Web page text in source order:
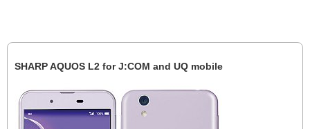
SHARP AQUOS L2 for J:COM and UQ mobile